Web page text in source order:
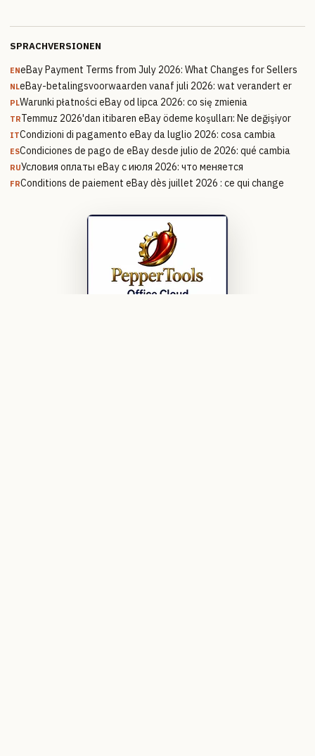
SPRACHVERSIONEN
ENeBay Payment Terms from July 2026: What Changes for Sellers
NLeBay-betalingsvoorwaarden vanaf juli 2026: wat verandert er
PLWarunki płatności eBay od lipca 2026: co się zmienia
TRTemmuz 2026'dan itibaren eBay ödeme koşulları: Ne değişiyor
ITCondizioni di pagamento eBay da luglio 2026: cosa cambia
ESCondiciones de pago de eBay desde julio de 2026: qué cambia
RUУсловия оплаты eBay с июля 2026: что меняется
FRConditions de paiement eBay dès juillet 2026 : ce qui change